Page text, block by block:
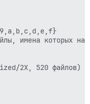
имена которых
2X, 520 файлов)